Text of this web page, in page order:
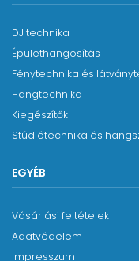
DJ technika
Épülethangosítás
Fénytechnika és
Hangtechnika
Kiegészítők
Stúdiótechnika és
EGYÉB
Vásárlási feltételek
Adatvédelem
Impresszum